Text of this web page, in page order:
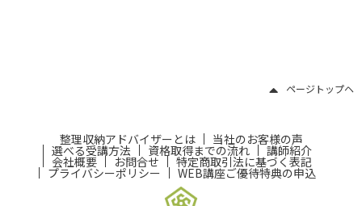
ページトップヘ
整理収納アドバイザーとは 当社のお客様の声
選べる受講方法 資格取得までの流れ 講師紹介
会社概要 お問合せ 特定商取引法に基づく表記
プライバシーポリシー WEB講座ご優待特典の申込